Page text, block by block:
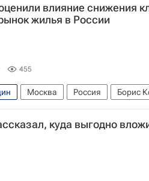
влияние снижения
жилья в России
455
Москва Россия Борис
куда выгодно